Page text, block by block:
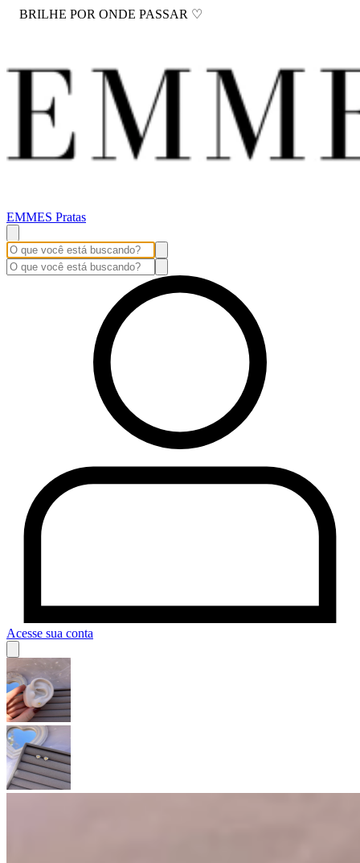
BRILHE POR ONDE PASSAR ♡
EMMES Pratas
Acesse sua conta